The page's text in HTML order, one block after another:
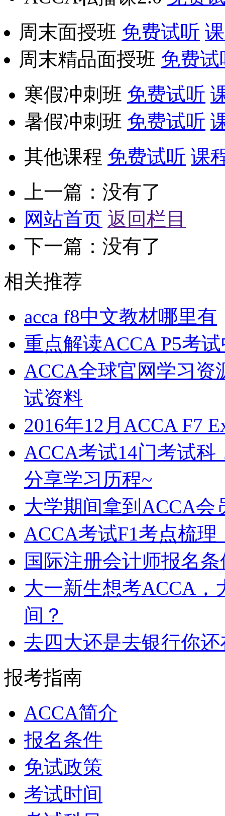
周末面授班 免费试听
周末精品面授班 免费试
寒假冲刺班 免费试听
暑假冲刺班 免费试听
其他课程 免费试听 课
上一篇：没有了
网站首页 返回栏目
下一篇：没有了
相关推荐
acca f8中文教材哪里有
重点解读ACCA P5考
ACCA全球官网学习资
试资料
2016年12月ACCA F7
ACCA考试14门考试
分享学习历程~
大学期间拿到ACCA会
ACCA考试F1考点梳理
国际注册会计师报名
大一新生想考ACCA，
间？
去四大还是去银行你
报考指南
ACCA简介
报名条件
免试政策
考试时间